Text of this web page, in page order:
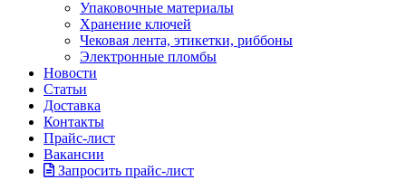
Упаковочные материалы
Хранение ключей
Чековая лента, этикетки, риббоны
Электронные пломбы
Новости
Статьи
Доставка
Контакты
Прайс-лист
Вакансии
Запросить прайс-лист